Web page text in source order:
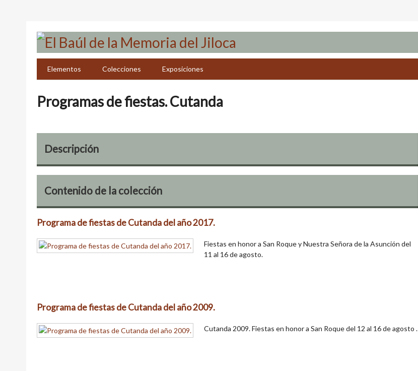
Elementos
Colecciones Exposiciones
Programas de fiestas. Cutanda
Descripción
Contenido de la colección
Programa de fiestas de Cutanda del año 2017.
Fiestas en honor a San Roque y Nuestra Señora de la Asunción del
11 al 16 de agosto.
Programa de fiestas de Cutanda del año 2009.
Cutanda 2009. Fiestas en honor a San Roque del 12 al 16 de agosto .